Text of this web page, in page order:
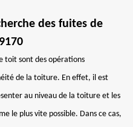
des fuites de
toit sont des opérations
de la toiture. En effet, il est
au niveau de la toiture et les
le plus vite possible. Dans ce cas,